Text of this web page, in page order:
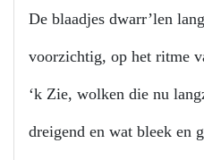
De blaadjes dwarr’len
voorzichtig, op het ritme
‘k Zie, wolken die nu
dreigend en wat bleek en